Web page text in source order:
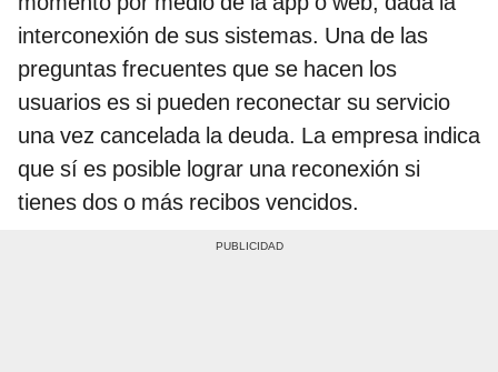
interconexión de sus sistemas. Una de las
preguntas frecuentes que se hacen los
usuarios es si pueden reconectar su servicio
una vez cancelada la deuda. La empresa indica
que sí es posible lograr una reconexión si
tienes dos o más recibos vencidos.